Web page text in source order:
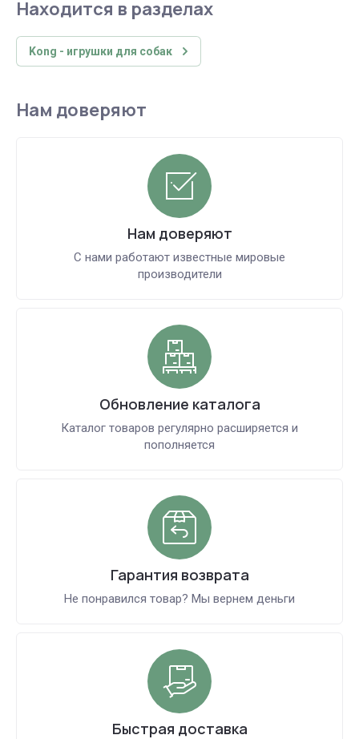
Находится в разделах
Kong - игрушки для собак
Нам доверяют
Нам доверяют
С нами работают известные мировые
производители
Обновление каталога
Каталог товаров регулярно расширяется и
пополняется
Гарантия возврата
Не понравился товар? Мы вернем деньги
Быстрая доставка